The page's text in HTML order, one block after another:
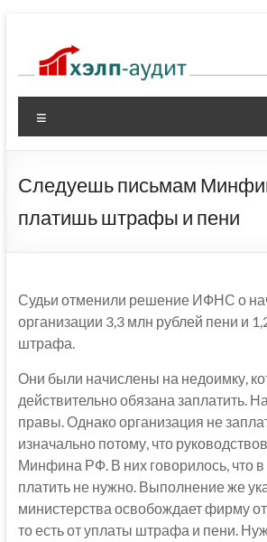
содержимому
Следуешь письмам
платишь штрафы и пени
Судьи отменили решение ИФНС о
организации 3,3 млн рублей пени и
штрафа.
Они были начислены на недоимку,
действительно обязана заплатить.
правы. Однако организация не
изначально потому, что
Минфина РФ. В них говорилось, что в
платить не нужно. Выполнение же
министерства освобождает фирму от
то есть от уплаты штрафа и пени.